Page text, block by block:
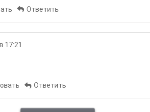
Ответить
17:21
Ответить